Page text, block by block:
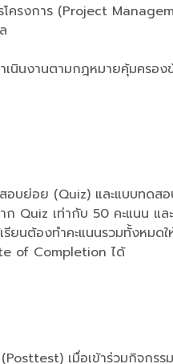
รโครงการ (Project
ำเนินงานตามกฎหมายคุ้มครอ
ย่อย (Quiz) และแบบทดส
Quiz เท่ากับ 50 คะแนน แล
นต้องทำคะแนนรวมทั้งหมดใ
of Completion ได้
เมื่อเข้าร่วมกิจกรร